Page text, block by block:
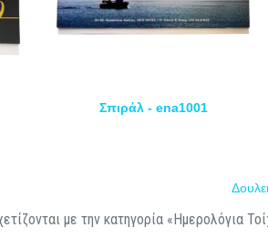
Σπιράλ - ena1001
με την κατηγορία «Ημερολόγια